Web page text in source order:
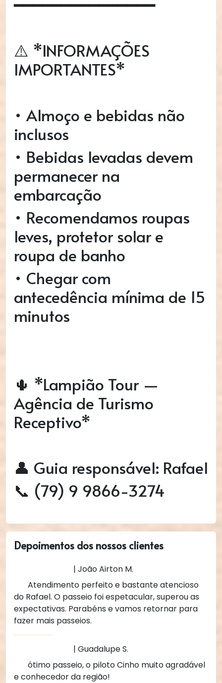
━━━━━━━━━━━━━━━
⚠️ *INFORMAÇÕES
IMPORTANTES*
• Almoço e bebidas não
inclusos
• Bebidas levadas devem
permanecer na
embarcação
• Recomendamos roupas
leves, protetor solar e
roupa de banho
• Chegar com
antecedência mínima de 15
minutos
🌵 *Lampião Tour —
Agência de Turismo
Receptivo*
👤 Guia responsável: Rafael
📞 (79) 9 9866-3274
Depoimentos dos nossos clientes
| João Airton M.
Atendimento perfeito e bastante atencioso
do Rafael. O passeio foi espetacular, superou as
expectativas. Parabéns e vamos retornar para
fazer mais passeios.
| Guadalupe S.
ótimo passeio, o piloto Cinho muito agradável
e conhecedor da região!